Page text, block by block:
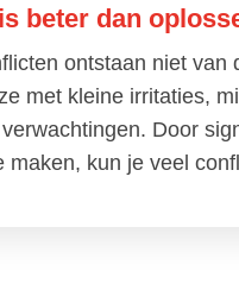
beter dan
ontstaan niet van
met kleine irritaties,
Door
maken, kun je veel